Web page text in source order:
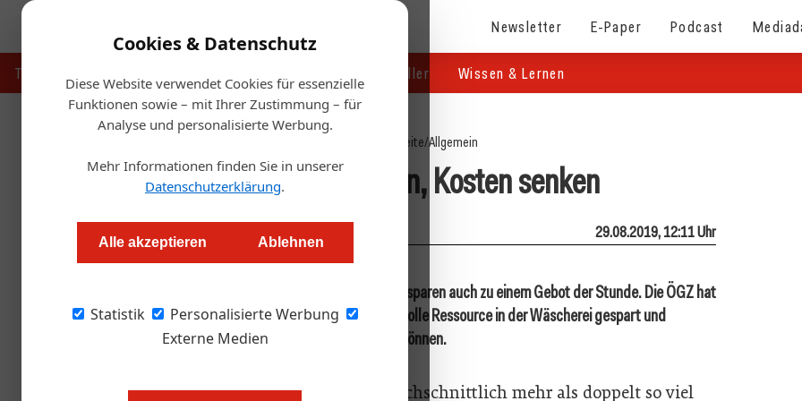
Cookies & Datenschutz
Diese Website verwendet Cookies für essenzielle
Funktionen sowie – mit Ihrer Zustimmung – für
Analyse und personalisierte Werbung.
Mehr Informationen finden Sie in unserer
Datenschutzerklärung.
Alle akzeptieren Ablehnen
Statistik
Personalisierte Werbung
Externe Medien
Newsletter E-Paper Podcast
Touristik Handel & Hersteller Wissen & Lernen
Startseite/Allgemein
Wasser sparen, Kosten senken
Redaktion 29.08.2019, 12:11 Uhr
Angesichts des Klimawandels wird das Wassersparen auch zu einem Gebot der Stunde. Die ÖGZ hat
einige Tipps zusammengetragen, wie die wertvolle Ressource in der Wäscherei gespart und
nebenher auch noch Kosten reduziert werden können.
Studien zeigen, dass im Urlaub durchschnittlich mehr als doppelt so viel